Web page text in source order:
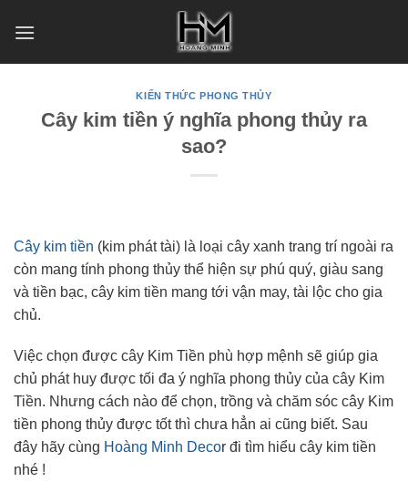
KIẾN THỨC PHONG THỦY
Cây kim tiền ý nghĩa phong thủy ra
sao?
Cây kim tiền (kim phát tài) là loại cây xanh trang trí ngoài ra
còn mang tính phong thủy thể hiện sự phú quý, giàu sang
và tiền bạc, cây kim tiền mang tới vận may, tài lộc cho gia
chủ.
Việc chọn được cây Kim Tiền phù hợp mệnh sẽ giúp gia
chủ phát huy được tối đa ý nghĩa phong thủy của cây Kim
Tiền. Nhưng cách nào để chọn, trồng và chăm sóc cây Kim
tiền phong thủy được tốt thì chưa hẳn ai cũng biết. Sau
đây hãy cùng Hoàng Minh Decor đi tìm hiểu cây kim tiền
nhé !